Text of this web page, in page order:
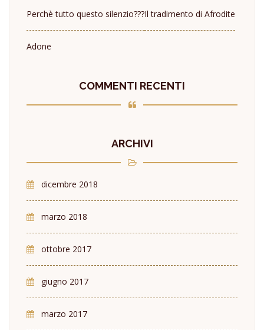
Perchè tutto questo silenzio???Il tradimento di Afrodite
Adone
COMMENTI RECENTI
ARCHIVI
dicembre 2018
marzo 2018
ottobre 2017
giugno 2017
marzo 2017